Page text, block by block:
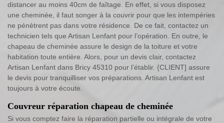
distancer au moins 40cm de faîtage. En effet, si vous disposez
une cheminée, il faut songer à la couvrir pour que les intempéries
ne pénètrent pas dans votre résidence. De ce fait, contactez un
technicien tels que Artisan Lenfant pour l’opération. En outre, le
chapeau de cheminée assure le design de la toiture et votre
habitation toute entière. Alors, pour un devis clair, contactez
Artisan Lenfant dans Bricy 45310 pour l’établir. {CLIENT] assure
le devis pour tranquilliser vos préparations. Artisan Lenfant est
toujours à votre écoute.
Couvreur réparation chapeau de cheminée
Si vous comptez faire la réparation partielle ou intégrale de votre